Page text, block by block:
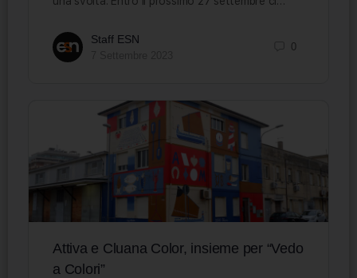
Staff ESN
0
Attiva e Cluana Color, insieme per “Vedo
a Colori”